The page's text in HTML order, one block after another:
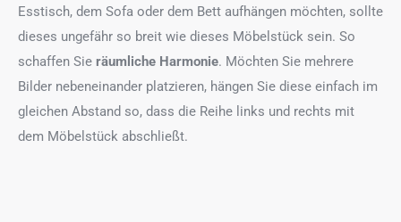
Esstisch, dem Sofa oder dem Bett aufhängen möchten, sollte
dieses ungefähr so breit wie dieses Möbelstück sein. So
schaffen Sie räumliche Harmonie. Möchten Sie mehrere
Bilder nebeneinander platzieren, hängen Sie diese einfach im
gleichen Abstand so, dass die Reihe links und rechts mit
dem Möbelstück abschließt.